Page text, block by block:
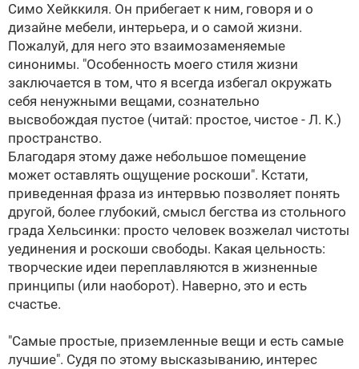
Симо Хейккиля. Он прибегает к ним, говоря и о
дизайне мебели, интерьера, и о самой жизни.
Пожалуй, для него это взаимозаменяемые
синонимы. "Особенность моего стиля жизни
заключается в том, что я всегда избегал окружать
себя ненужными вещами, сознательно
высвобождая пустое (читай: простое, чистое - Л. К.)
пространство.
Благодаря этому даже небольшое помещение
может оставлять ощущение роскоши". Кстати,
приведенная фраза из интервью позволяет понять
другой, более глубокий, смысл бегства из стольного
града Хельсинки: просто человек возжелал чистоты
уединения и роскоши свободы. Какая цельность:
творческие идеи переплавляются в жизненные
принципы (или наоборот). Наверно, это и есть
счастье.
"Самые простые, приземленные вещи и есть самые
лучшие". Судя по этому высказыванию, интерес